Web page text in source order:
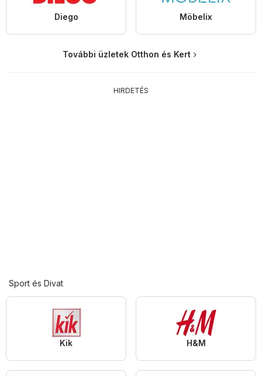
Diego Möbelix
További üzletek Otthon és Kert
HIRDETÉS
Sport és Divat
Kik H&M